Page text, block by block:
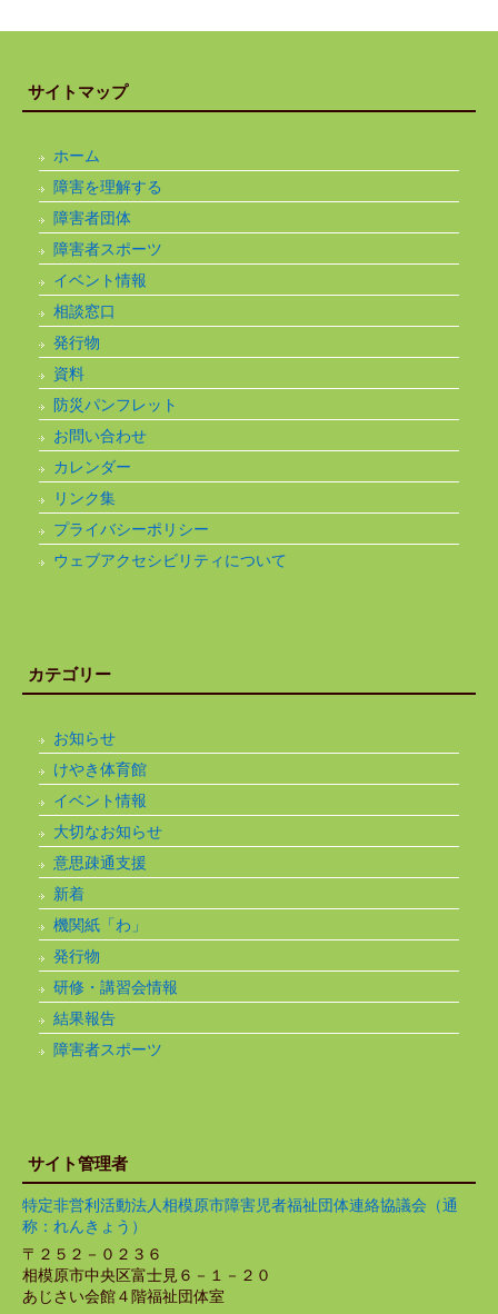
サイトマップ
ホーム
障害を理解する
障害者団体
障害者スポーツ
イベント情報
相談窓口
発行物
資料
防災パンフレット
お問い合わせ
カレンダー
リンク集
プライバシーポリシー
ウェブアクセシビリティについて
カテゴリー
お知らせ
けやき体育館
イベント情報
大切なお知らせ
意思疎通支援
新着
機関紙「わ」
発行物
研修・講習会情報
結果報告
障害者スポーツ
サイト管理者
特定非営利活動法人相模原市障害児者福祉団体連絡協議会（通
称：れんきょう）
〒２５２－０２３６
相模原市中央区富士見６－１－２０
あじさい会館４階福祉団体室